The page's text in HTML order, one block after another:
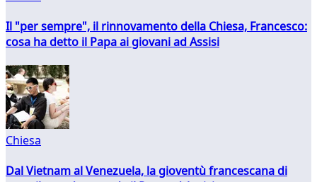
Il "per sempre", il rinnovamento della Chiesa, Francesco:
cosa ha detto il Papa ai giovani ad Assisi
Chiesa
Dal Vietnam al Venezuela, la gioventù francescana di